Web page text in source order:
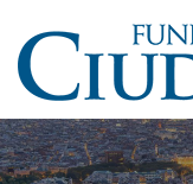
contenido